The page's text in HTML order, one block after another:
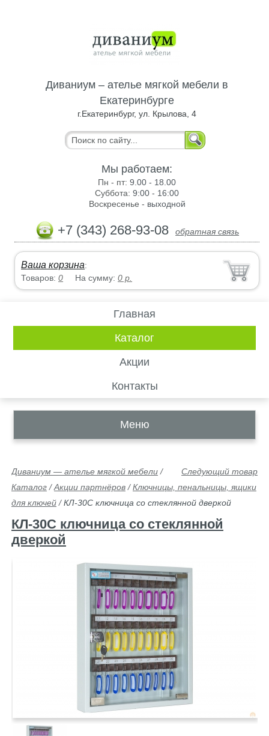
Диваниум – ателье мягкой мебели в
Екатеринбурге
г.Екатеринбург, ул. Крылова, 4
Мы работаем:
Пн - пт:9.00 - 18.00
Суббота:9:00 - 16:00
Воскресенье - выходной
+7 (343) 268-93-08 обратная связь
Ваша корзина:
Товаров:0 На сумму:0 р.
Главная
Каталог
Акции
Контакты
Меню
Следующий товар
Диваниум — ателье мягкой мебели /
Каталог /Акции партнёров /Ключницы, пенальницы, ящики
для ключей /КЛ-30С ключница со стеклянной дверкой
КЛ-30С ключница со стеклянной
дверкой